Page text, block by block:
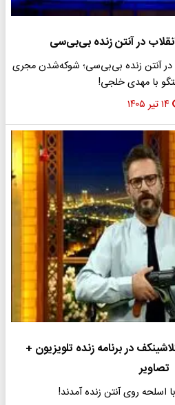
در آنتن زنده بی‌بی‌سی
در آنتن زنده بی‌بی‌سی؛ شوکه‌شدن مجری
با مهدی خلجی!
۱۴ تیر ۱۴۰۵
در برنامه زنده تلویزیون +
تصاویر
اسلحه روی آنتن زنده آمدند!